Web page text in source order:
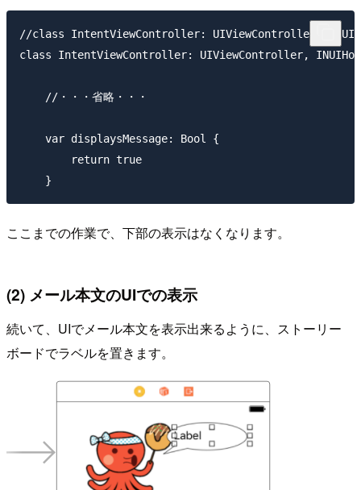
//class IntentViewController: UIViewController,
class IntentViewController: UIViewController,
    //・・・省略・・・
    var displaysMessage: Bool {
        return true
ここまでの作業で、下部の表示はなくなります。
(2) メール本文のUIでの表示
続いて、UIでメール本文を表示出来るように、ストーリー
ボードでラベルを置きます。